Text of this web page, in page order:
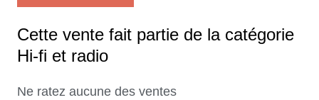
Cette vente fait partie de la catégorie
Hi-fi et radio
Ne ratez aucune des ventes